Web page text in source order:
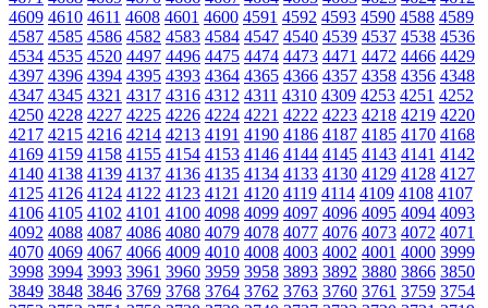
4609 4610 4611 4608 4601 4600 4591 4592 4593 4590 4588 4589
4587 4585 4586 4582 4583 4584 4547 4540 4539 4537 4538 4536
4534 4535 4520 4497 4496 4475 4474 4473 4471 4472 4466 4429
4397 4396 4394 4395 4393 4364 4365 4366 4357 4358 4356 4348
4347 4345 4321 4317 4316 4312 4311 4310 4309 4253 4251 4252
4250 4228 4227 4225 4226 4224 4221 4222 4223 4218 4219 4220
4217 4215 4216 4214 4213 4191 4190 4186 4187 4185 4170 4168
4169 4159 4158 4155 4154 4153 4146 4144 4145 4143 4141 4142
4140 4138 4139 4137 4136 4135 4134 4133 4130 4129 4128 4127
4125 4126 4124 4122 4123 4121 4120 4119 4114 4109 4108 4107
4106 4105 4102 4101 4100 4098 4099 4097 4096 4095 4094 4093
4092 4088 4087 4086 4080 4079 4078 4077 4076 4073 4072 4071
4070 4069 4067 4066 4009 4010 4008 4003 4002 4001 4000 3999
3998 3994 3993 3961 3960 3959 3958 3893 3892 3880 3866 3850
3849 3848 3846 3769 3768 3764 3762 3763 3760 3761 3759 3754